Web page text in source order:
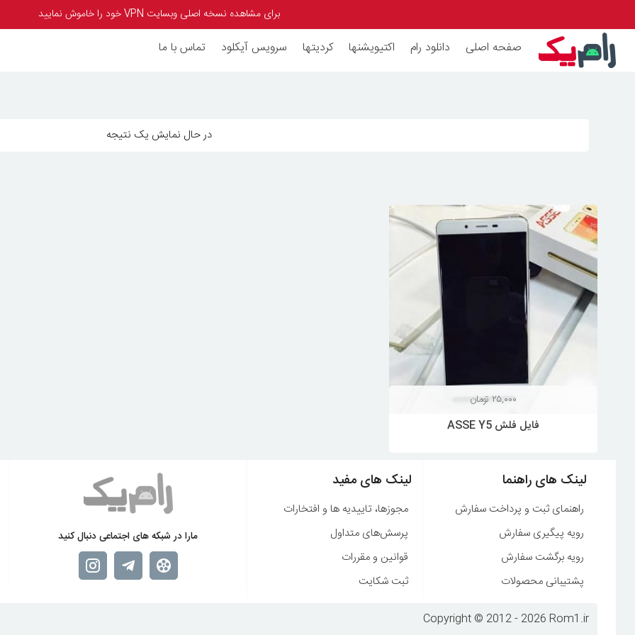
برای مشاهده نسخه اصلی وبسایت VPN خود را خاموش نمایید
صفحه اصلی دانلود رام اکتیویشنها کردیتها سرویس آیکلود تماس با ما
در حال نمایش یک نتیجه
فایل فلش ASSE Y5
۲۵,۰۰۰ تومان
لینک های راهنما
راهنمای ثبت و پرداخت سفارش
رویه پیگیری سفارش
رویه برگشت سفارش
پشتیبانی محصولات
لینک های مفید
مجوزها، تاییدیه ها و افتخارات
پرسش‌های متداول
قوانین و مقررات
ثبت شکایت
مارا در شبکه های اجتماعی دنبال کنید
Copyright © 2012 - 2026 Rom1.ir